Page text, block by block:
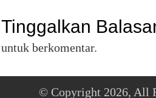
Tinggalkan
untuk berkomentar.
© Copyright 2026, All